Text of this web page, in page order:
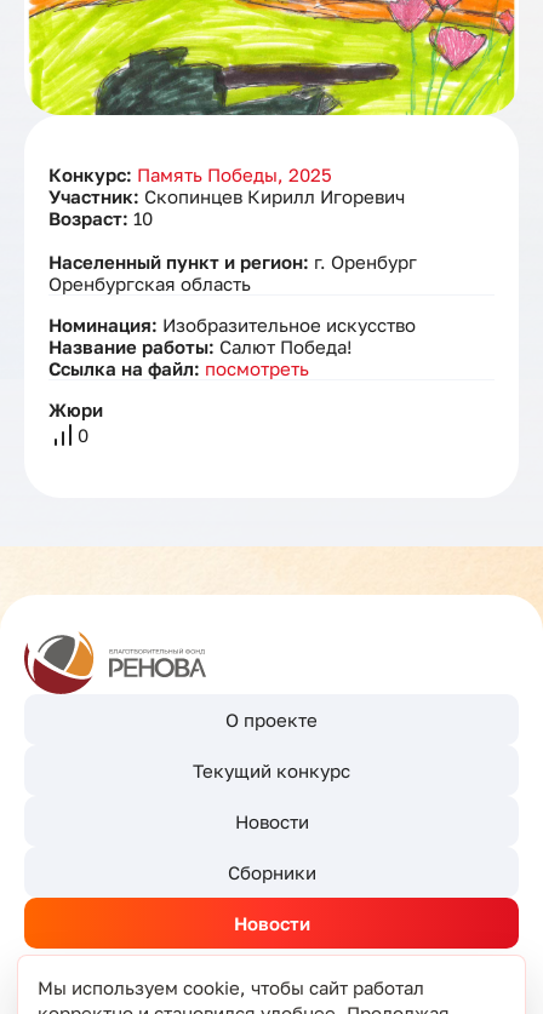
Конкурс: Память Победы, 2025
Участник: Скопинцев Кирилл Игоревич
Возраст: 10
Населенный пункт и регион: г. Оренбург
Оренбургская область
Номинация: Изобразительное искусство
Название работы: Салют Победа!
Ссылка на файл: посмотреть
Жюри
0
О проекте
Текущий конкурс
Новости
Сборники
Новости
Мы используем cookie, чтобы сайт работал